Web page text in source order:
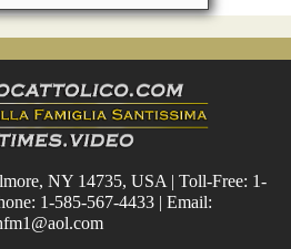
NY 14735, USA | Toll-Free: 1-
1-585-567-4433 | Email: